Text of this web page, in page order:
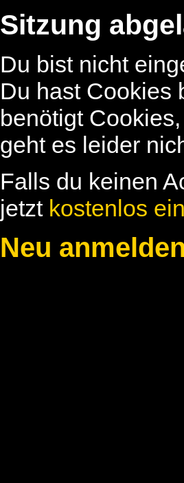
Sitzung
Du bist nicht
Du hast Cookies
benötigt
geht es leider
Falls du keinen
jetzt kostenlos
Neu anmelden